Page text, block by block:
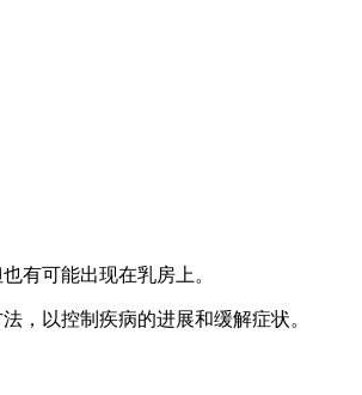
有可能出现在乳房上。
，以控制疾病的进展和缓解症状。